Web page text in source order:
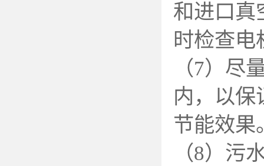
和进口真
时检查电
（7）尽
内，以保
节能效果
（8）污